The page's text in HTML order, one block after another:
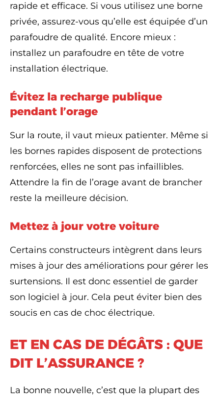
rapide et efficace. Si vous utilisez une borne
privée, assurez-vous qu’elle est équipée d’un
parafoudre de qualité. Encore mieux :
installez un parafoudre en tête de votre
installation électrique.
Évitez la recharge publique
pendant l’orage
Sur la route, il vaut mieux patienter. Même si
les bornes rapides disposent de protections
renforcées, elles ne sont pas infaillibles.
Attendre la fin de l’orage avant de brancher
reste la meilleure décision.
Mettez à jour votre voiture
Certains constructeurs intègrent dans leurs
mises à jour des améliorations pour gérer les
surtensions. Il est donc essentiel de garder
son logiciel à jour. Cela peut éviter bien des
soucis en cas de choc électrique.
ET EN CAS DE DÉGÂTS : QUE
DIT L’ASSURANCE ?
La bonne nouvelle, c’est que la plupart des